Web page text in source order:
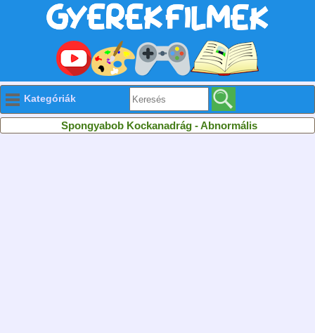
Kategóriák
Spongyabob Kockanadrág - Abnormális